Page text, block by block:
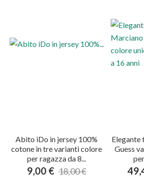
Abito iDo in jersey 100%
cotone in tre varianti colore
per ragazza da 8...
9,00 € 18,00 €
Elegante
Guess